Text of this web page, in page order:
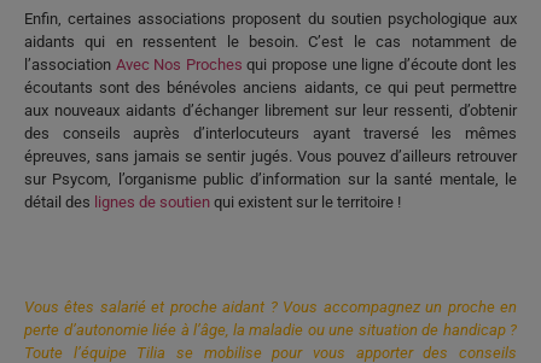
Enfin, certaines associations proposent du soutien psychologique aux
aidants qui en ressentent le besoin. C’est le cas notamment de
l’association Avec Nos Proches qui propose une ligne d’écoute dont les
écoutants sont des bénévolesanciens aidants, ce qui peut permettre
aux nouveaux aidants d’échanger librement sur leur ressenti, d’obtenir
des conseils auprès d’interlocuteurs ayant traversé les mêmes
épreuves, sans jamais se sentir jugés. Vous pouvez d’ailleurs retrouver
sur Psycom, l’organisme public d’information sur la santé mentale, le
détail des lignes de soutien qui existent sur le territoire !
Vous êtes salarié et proche aidant ? Vous accompagnez un proche en
perte d’autonomie liée à l’âge, la maladie ou une situation de handicap ?
Toute l’équipe Tilia se mobilise pour vous apporter des conseils